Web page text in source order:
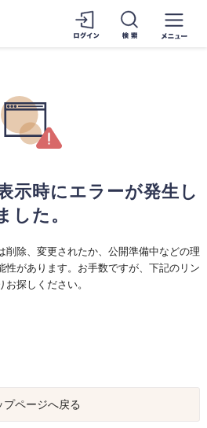
示時にエラーが発生し
した。
削除、変更されたか、公開準備中などの理
性があります。お手数ですが、下記のリン
お探しください。
プページへ戻る